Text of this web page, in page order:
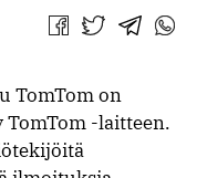
Jaa Jaa Jaa Jaa
TomTom on
-laitteen.